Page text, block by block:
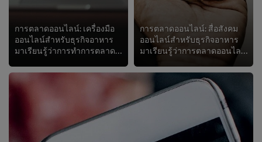
การตลาดออนไลน์: เครื่องมือ
ออนไลน์สำหรับธุรกิจอาหาร
มาเรียนรู้ว่าการทำการตลาดออนไลน์อย่างชาญฉลาดสามารถเพิ่มยอดขายให้ร้านอาหารของคุณได้อย่างไร หลักสูตรนี้ให้คำแนะนำจากผู้เชี่ยวชาญเ...
การตลาดออนไลน์: สื่อสังคม
ออนไลน์สำหรับธุรกิจอาหาร
มาเรียนรู้ว่าการตลาดออนไลน์ที่ชาญฉลาดสามารถช่วยร้านอาหารของคุณได้อย่างไร หลักสูตรนี้ให้คำแนะนำจากผู้เชี่ยวชาญเกี่ยวกับการเลือกแ...